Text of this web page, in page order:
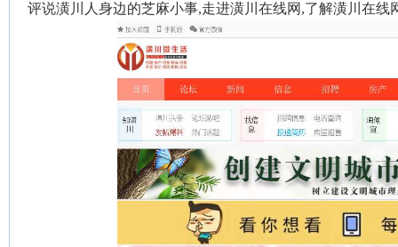
评说潢川人身边的芝麻小事,走进潢川在线网,了解潢川在